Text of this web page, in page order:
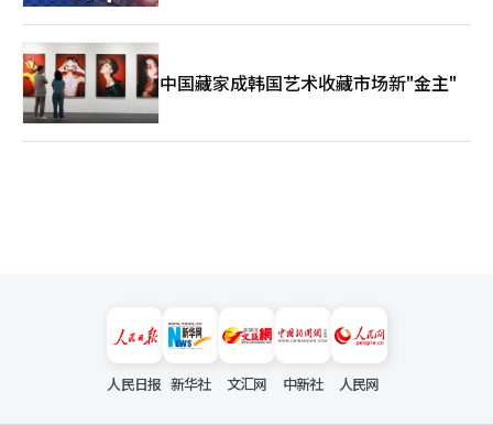
中国藏家成韩国艺术收藏市场新"金主"
人民日报 新华社 文汇网 中新社 人民网